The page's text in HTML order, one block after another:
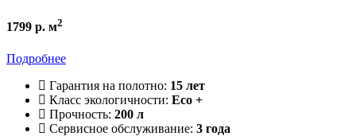
1799 р. м2
Подробнее
Гарантия на полотно: 15 лет
Класс экологичности: Eco +
Прочность: 200 л
Сервисное обслуживание: 3 года